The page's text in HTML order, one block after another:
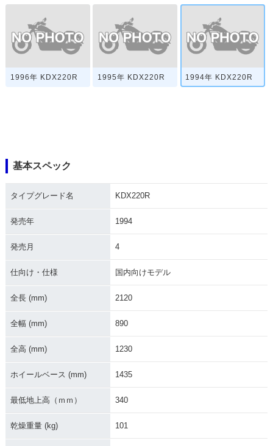
1996年 KDX220R 1995年 KDX220R 1994年 KDX220R
基本スペック
タイプグレード名 KDX220R
発売年 1994
発売月 4
仕向け・仕様 国内向けモデル
全長 (mm) 2120
全幅 (mm) 890
全高 (mm) 1230
ホイールベース (mm) 1435
最低地上高（ｍｍ） 340
乾燥重量 (kg) 101